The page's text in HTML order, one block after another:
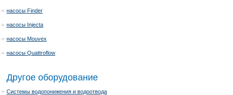
насосы Finder
насосы Injecta
насосы Mouvex
насосы Quattroflow
Другое оборудование
Системы водопонижения и водоотвода